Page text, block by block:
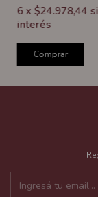
6 x $24.978,44
interés
Comprar